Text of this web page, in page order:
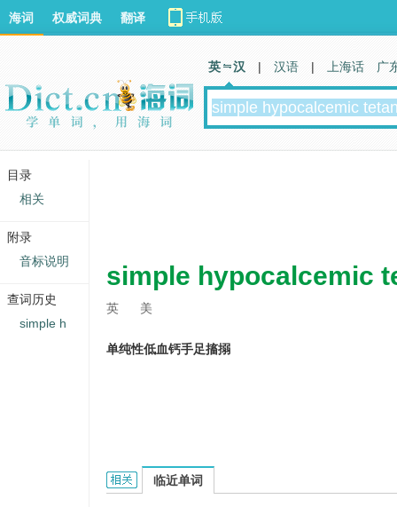
simple hypocalcemic
英 美
单纯性低血钙手足搐搦
simple hypocalcemic tetany的相关资料：
临近单词
海词 权威词典 翻译
英 汉 | 汉语 | 上海话 广
目录
相关
附录
音标说明
查词历史
simple h